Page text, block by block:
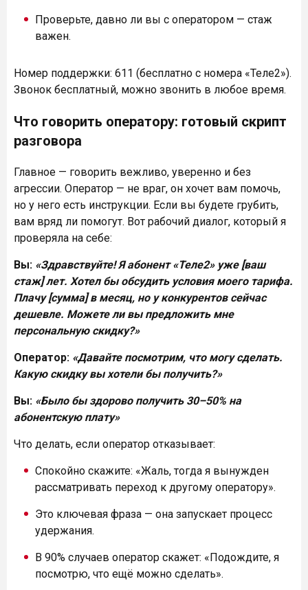
Проверьте, давно ли вы с оператором — стаж
важен.
Номер поддержки: 611 (бесплатно с номера «Теле2»).
Звонок бесплатный, можно звонить в любое время.
Что говорить оператору: готовый скрипт
разговора
Главное — говорить вежливо, уверенно и без
агрессии. Оператор — не враг, он хочет вам помочь,
но у него есть инструкции. Если вы будете грубить,
вам вряд ли помогут. Вот рабочий диалог, который я
проверяла на себе:
Вы: «Здравствуйте! Я абонент «Теле2» уже [ваш
стаж] лет. Хотел бы обсудить условия моего тарифа.
Плачу [сумма] в месяц, но у конкурентов сейчас
дешевле. Можете ли вы предложить мне
персональную скидку?»
Оператор: «Давайте посмотрим, что могу сделать.
Какую скидку вы хотели бы получить?»
Вы: «Было бы здорово получить 30–50% на
абонентскую плату»
Что делать, если оператор отказывает:
Спокойно скажите: «Жаль, тогда я вынужден
рассматривать переход к другому оператору».
Это ключевая фраза — она запускает процесс
удержания.
В 90% случаев оператор скажет: «Подождите, я
посмотрю, что ещё можно сделать».